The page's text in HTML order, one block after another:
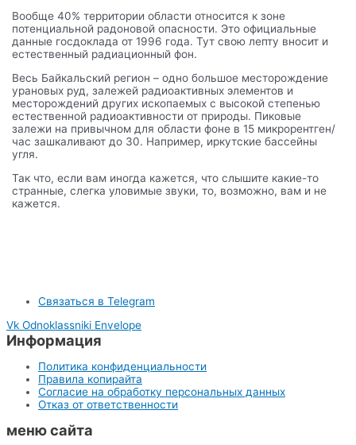
Вообще 40% территории области относится к зоне
потенциальной радоновой опасности. Это официальные
данные госдоклада от 1996 года. Тут свою лепту вносит и
естественный радиационный фон.
Весь Байкальский регион – одно большое месторождение
урановых руд, залежей радиоактивных элементов и
месторождений других ископаемых с высокой степенью
естественной радиоактивности от природы. Пиковые
залежи на привычном для области фоне в 15 микрорентген/
час зашкаливают до 30. Например, иркутские бассейны
угля.
Так что, если вам иногда кажется, что слышите какие-то
странные, слегка уловимые звуки, то, возможно, вам и не
кажется.
Связаться в Telegram
Vk Odnoklassniki Envelope
Информация
Политика конфиденциальности
Правила копирайта
Согласие на обработку персональных данных
Отказ от ответственности
меню сайта